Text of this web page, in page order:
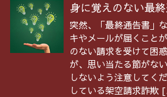
身に覚えのない最
突然、「最終通告書」
キやメールが届くこと
のない請求を受けて困
が、思い当たる節がな
しないよう注意してく
している架空請求詐